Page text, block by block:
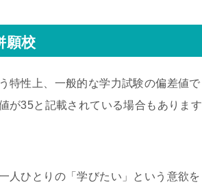
願校
特性上、一般的な学力試験の偏差値で
が35と記載されている場合もあります
人ひとりの「学びたい」という意欲を